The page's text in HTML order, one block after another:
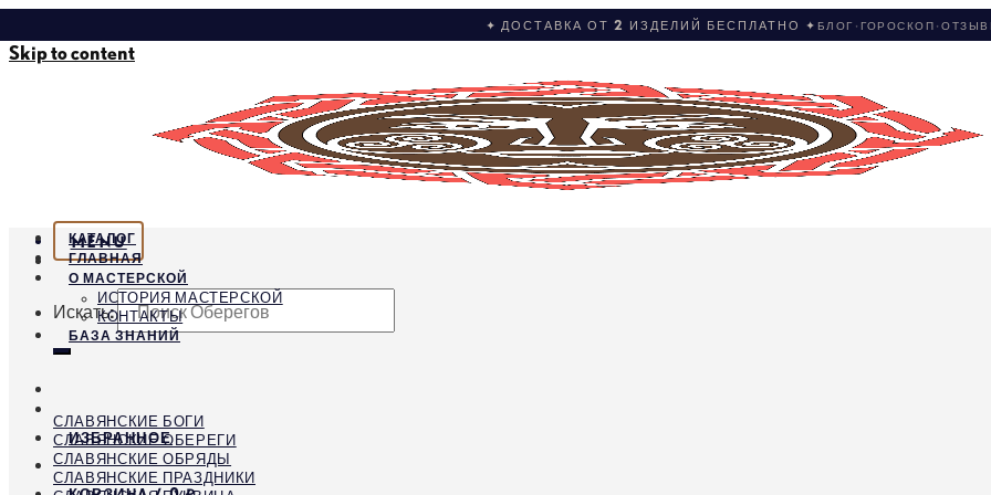
✦ ДОСТАВКА ОТ 2 ИЗДЕЛИЙ БЕСПЛАТНО ✦ БЛОГ ·ГОРОСКОП ·
Skip to content
MENU
Искать:
ИЗБРАННОЕ
КАТАЛОГ
ГЛАВНАЯ
О МАСТЕРСКОЙ
ИСТОРИЯ МАСТЕРСКОЙ
КОНТАКТЫ
БАЗА ЗНАНИЙ
СЛАВЯНСКИЕ БОГИ
СЛАВЯНСКИЕ ОБЕРЕГИ
СЛАВЯНСКИЕ ОБРЯДЫ
СЛАВЯНСКИЕ ПРАЗДНИКИ